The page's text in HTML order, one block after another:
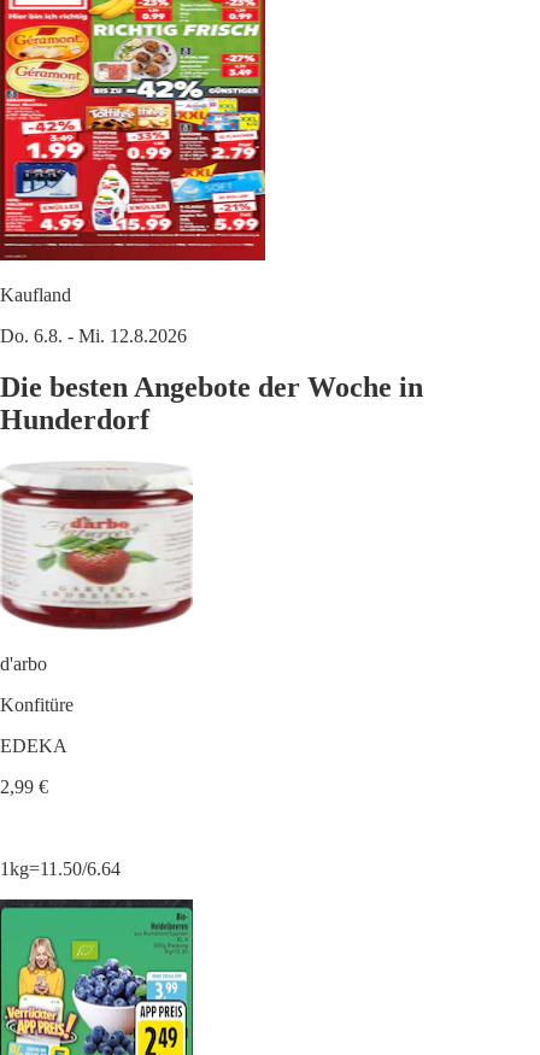
Kaufland
Do. 6.8. - Mi. 12.8.2026
Die besten Angebote der Woche in
Hunderdorf
d'arbo
Konfitüre
EDEKA
2,99 €
1kg=11.50/6.64